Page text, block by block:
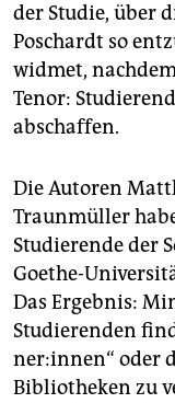
epaper login
der Studie, über
Poschardt so
widmet,
Tenor:
abschaffen.
Die Autoren
Traunmüller
Studierende der
Goethe-
Das Ergebnis:
Studierenden
ner:in­nen“ oder
Bibliotheken zu